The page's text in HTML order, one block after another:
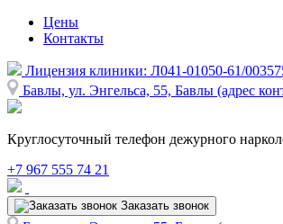
Цены
Контакты
Лицензия клиники: Л041-01050-61/
Бавлы, ул. Энгельса, 55, Бавлы (адрес
Круглосуточный телефон дежурного
+7 967 555 74 21
Заказать звонок